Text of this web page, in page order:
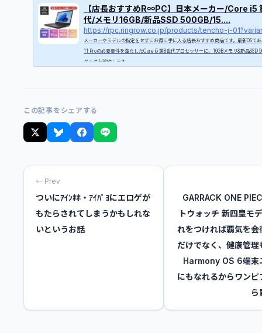
【店長おすすめR∞PC】日本メーカー/Core i5
代/メモリ16GB/新品SSD 500GB/15....
メーカーやモデルの指定をせずにお得に手に入る店長おすすめ商品です。最新OSで
11 Proの必要要件を満たしたCore i5 第8世代プロセッサーに、16GBメモリ&新品SSD
ペックを確約します。
この記事をシェアする
← Prev
ついにｱｲﾝﾎﾎ・ｱｲﾊﾟﾖにエロゲが
もたらされてしまうかもしれな
いというお話
GARRACK ONE
トウォッチ 新四皇モ
れをつければ覇気を会
だけでなく、健康管理
Harmony OS 6端末
にもなれるからワンピ
ら